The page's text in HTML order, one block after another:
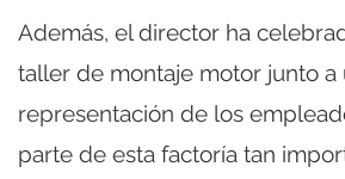
Además, el director ha
taller de montaje motor junto a
representación de los
parte de esta factoría tan